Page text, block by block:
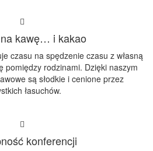
kawę… i kakao
czasu na spędzenie czasu z własną
pomiędzy rodzinami. Dzięki naszym
są słodkie i cenione przez
łasuchów.
konferencji